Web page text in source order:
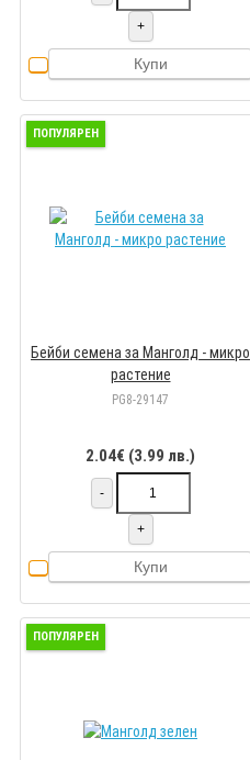
+
Купи
ПОПУЛЯРЕН
Бейби семена за Манголд - микро
растение
PG8-29147
2.04€ (3.99 лв.)
-
+
Купи
ПОПУЛЯРЕН